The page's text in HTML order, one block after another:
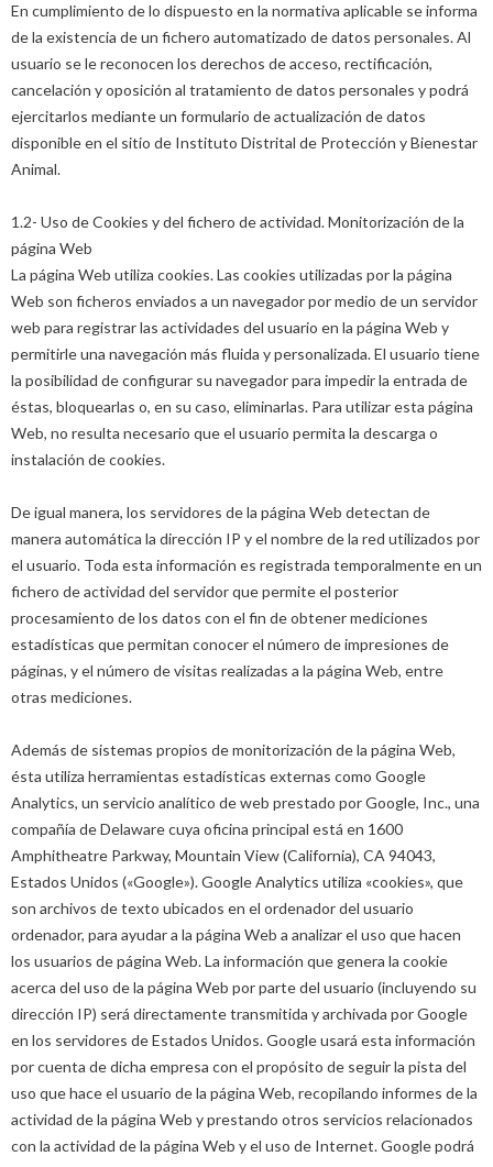
En cumplimiento de lo dispuesto en la normativa aplicable se informa
de la existencia de un fichero automatizado de datos personales. Al
usuario se le reconocen los derechos de acceso, rectificación,
cancelación y oposición al tratamiento de datos personales y podrá
ejercitarlos mediante un formulario de actualización de datos
disponible en el sitio de Instituto Distrital de Protección y Bienestar
Animal.
1.2- Uso de Cookies y del fichero de actividad. Monitorización de la
página Web
La página Web utiliza cookies. Las cookies utilizadas por la página
Web son ficheros enviados a un navegador por medio de un servidor
web para registrar las actividades del usuario en la página Web y
permitirle una navegación más fluida y personalizada. El usuario tiene
la posibilidad de configurar su navegador para impedir la entrada de
éstas, bloquearlas o, en su caso, eliminarlas. Para utilizar esta página
Web, no resulta necesario que el usuario permita la descarga o
instalación de cookies.
De igual manera, los servidores de la página Web detectan de
manera automática la dirección IP y el nombre de la red utilizados por
el usuario. Toda esta información es registrada temporalmente en un
fichero de actividad del servidor que permite el posterior
procesamiento de los datos con el fin de obtener mediciones
estadísticas que permitan conocer el número de impresiones de
páginas, y el número de visitas realizadas a la página Web, entre
otras mediciones.
Además de sistemas propios de monitorización de la página Web,
ésta utiliza herramientas estadísticas externas como Google
Analytics, un servicio analítico de web prestado por Google, Inc., una
compañía de Delaware cuya oficina principal está en 1600
Amphitheatre Parkway, Mountain View (California), CA 94043,
Estados Unidos («Google»). Google Analytics utiliza «cookies», que
son archivos de texto ubicados en el ordenador del usuario
ordenador, para ayudar a la página Web a analizar el uso que hacen
los usuarios de página Web. La información que genera la cookie
acerca del uso de la página Web por parte del usuario (incluyendo su
dirección IP) será directamente transmitida y archivada por Google
en los servidores de Estados Unidos. Google usará esta información
por cuenta de dicha empresa con el propósito de seguir la pista del
uso que hace el usuario de la página Web, recopilando informes de la
actividad de la página Web y prestando otros servicios relacionados
con la actividad de la página Web y el uso de Internet. Google podrá